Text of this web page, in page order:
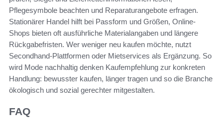
Pflegesymbole beachten und Reparaturangebote erfragen.
Stationärer Handel hilft bei Passform und Größen, Online-
Shops bieten oft ausführliche Materialangaben und längere
Rückgabefristen. Wer weniger neu kaufen möchte, nutzt
Secondhand-Plattformen oder Mietservices als Ergänzung. So
wird Mode nachhaltig denken Kaufempfehlung zur konkreten
Handlung: bewusster kaufen, länger tragen und so die Branche
ökologisch und sozial gerechter mitgestalten.
FAQ